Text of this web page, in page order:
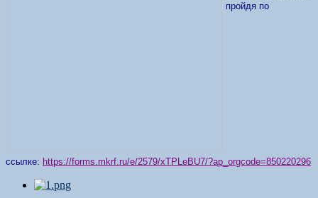
пройдя по
ссылке: https://forms.mkrf.ru/e/2579/xTPLeBU7/?ap_orgcode=850220296